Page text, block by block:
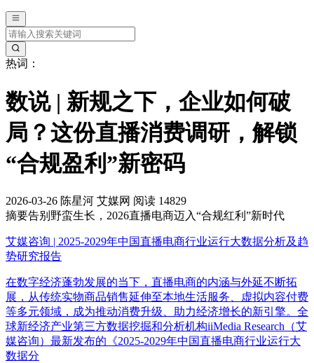
热词：
数说 | 新规之下，企业如何破
局？这份直播消费调研，解锁
“合规盈利”新密码
2026-03-26 陈星河 艾媒网 阅读 14829
摘要告别野蛮生长，2026直播电商迈入“合规红利”新时代
艾媒咨询 | 2025-2029年中国直播电商行业运行大数据分析及趋
势研究报告
在数字经济蓬勃发展的当下，直播电商的内涵与外延不断拓
展，从传统实物商品销售延伸至本地生活服务、虚拟内容付费
等多元领域，成为推动消费升级、助力经济增长的新引擎。全
球新经济产业第三方数据挖掘和分析机构iiMedia Research（艾
媒咨询）最新发布的《2025-2029年中国直播电商行业运行大
数据分